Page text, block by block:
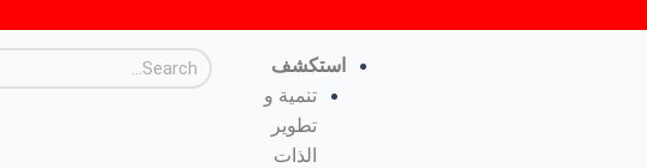
استكشف
تنمية و
تطوير
الذات